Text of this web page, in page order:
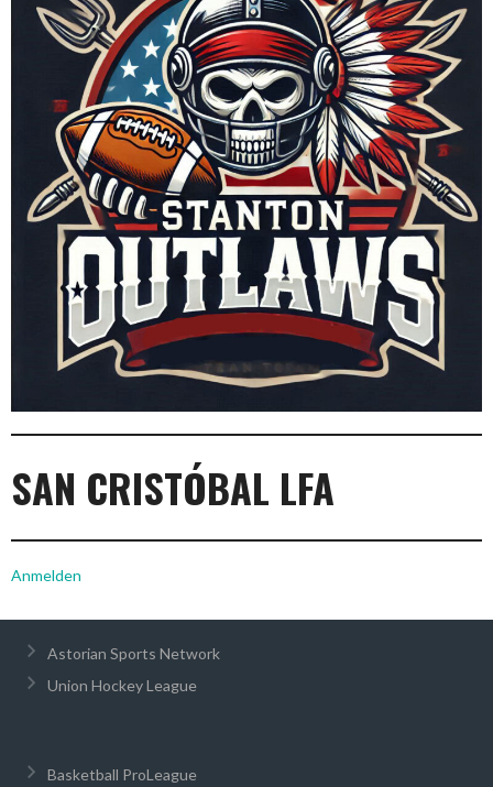
SAN CRISTÓBAL LFA
Anmelden
Astorian Sports Network
Union Hockey League
Basketball ProLeague